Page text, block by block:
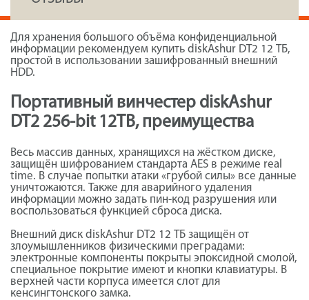
Для хранения большого объёма конфиденциальной
информации рекомендуем купить diskAshur DT2 12 ТБ,
простой в использовании зашифрованный внешний
HDD.
Портативный винчестер diskAshur
DT2 256-bit 12TB, преимущества
Весь массив данных, хранящихся на жёстком диске,
защищён шифрованием стандарта AES в режиме real
time. В случае попытки атаки «грубой силы» все данные
уничтожаются. Также для аварийного удаления
информации можно задать пин-код разрушения или
воспользоваться функцией сброса диска.
Внешний диск diskAshur DT2 12 ТБ защищён от
злоумышленников физическими преградами:
электронные компоненты покрыты эпоксидной смолой,
специальное покрытие имеют и кнопки клавиатуры. В
верхней части корпуса имеется слот для
кенсингтонского замка.